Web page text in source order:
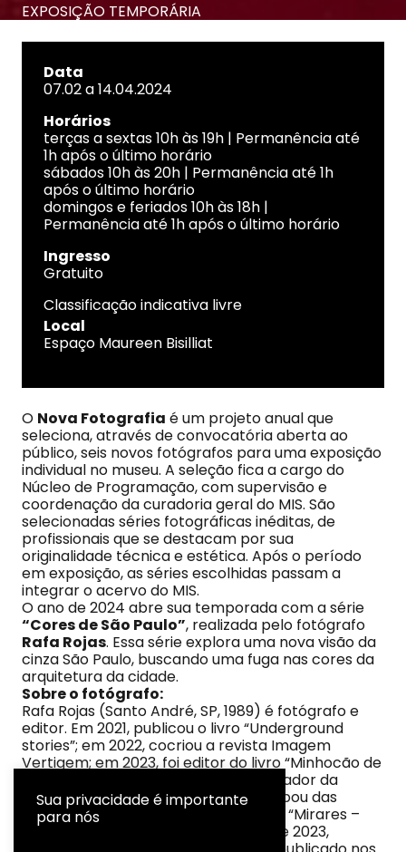
EXPOSIÇÃO TEMPORÁRIA
Data
07.02 a 14.04.2024
Horários
terças a sextas 10h às 19h | Permanência até
1h após o último horário
sábados 10h às 20h | Permanência até 1h
após o último horário
domingos e feriados 10h às 18h |
Permanência até 1h após o último horário
Ingresso
Gratuito
Classificação indicativa livre
Local
Espaço Maureen Bisilliat
O Nova Fotografia é um projeto anual que
seleciona, através de convocatória aberta ao
público, seis novos fotógrafos para uma exposição
individual no museu. A seleção fica a cargo do
Núcleo de Programação, com supervisão e
coordenação da curadoria geral do MIS. São
selecionadas séries fotográficas inéditas, de
profissionais que se destacam por sua
originalidade técnica e estética. Após o período
em exposição, as séries escolhidas passam a
integrar o acervo do MIS.
O ano de 2024 abre sua temporada com a série
“Cores de São Paulo”, realizada pelo fotógrafo
Rafa Rojas. Essa série explora uma nova visão da
cinza São Paulo, buscando uma fuga nas cores da
arquitetura da cidade.
Sobre o fotógrafo:
Rafa Rojas (Santo André, SP, 1989) é fotógrafo e
editor. Em 2021, publicou o livro “Underground
stories”; em 2022, cocriou a revista Imagem
Vertigem; em 2023, foi editor do livro “Minhocão de
cima a baixo” e também editor e curador da
revista Imagem Vertigem #2. Participou das
exposições “Mirares – longevidade” e “Mirares –
fotografia urbana” nos anos de 2021 e 2023,
Sua privacidade é importante
para nós